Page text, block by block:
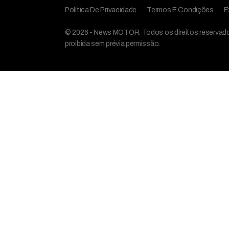
Política De Privacidade Termos E Condições
© 2026 - News MOTOR. Todos os direitos
proibida sem prévia permissão.